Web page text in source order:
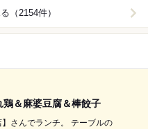
（2154件）
＆麻婆豆腐＆棒餃子
ンチ。 テーブルの